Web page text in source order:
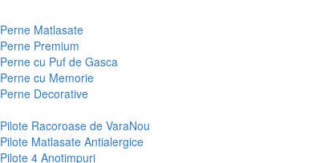
Perne Matlasate
Perne Premium
Perne cu Puf de Gasca
Perne cu Memorie
Perne Decorative
Pilote Racoroase de VaraNou
Pilote Matlasate Antialergice
Pilote 4 Anotimpuri